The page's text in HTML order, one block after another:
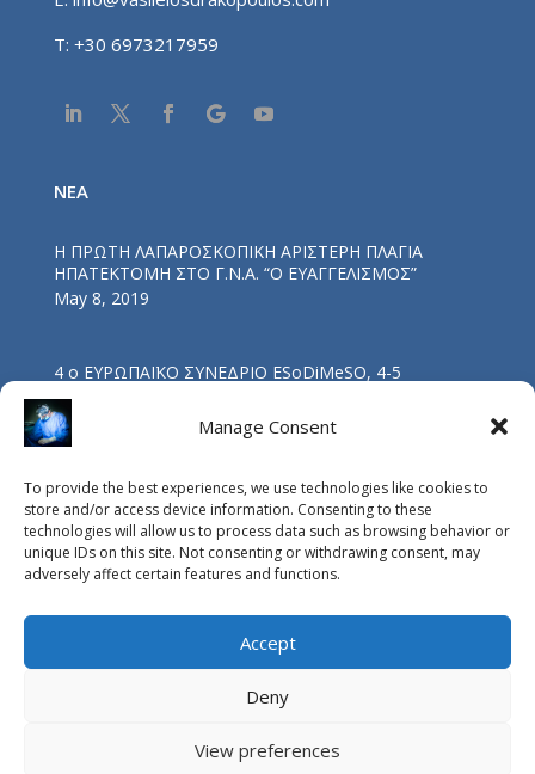
Manage Consent
To provide the best experiences, we use technologies like cookies to
store and/or access device information. Consenting to these
technologies will allow us to process data such as browsing behavior or
unique IDs on this site. Not consenting or withdrawing consent, may
adversely affect certain features and functions.
Accept
Deny
View preferences
T: +30 6973217959
NEA
Η ΠΡΩΤΗ ΛΑΠΑΡΟΣΚΟΠΙΚΗ ΑΡΙΣΤΕΡΗ ΠΛΑΓΙΑ
ΗΠΑΤΕΚΤΟΜΗ ΣΤΟ Γ.Ν.Α. “Ο ΕΥΑΓΓΕΛΙΣΜΟΣ”
May 8, 2019
4 ο ΕΥΡΩΠΑΪΚΟ ΣΥΝΕΔΡΙΟ ESoDiMeSO, 4-5
ΝΟΕΜΒΡΙΟΥ 2017, ΑΘΗΝΑ
Nov 5, 2017
ΟΜΙΛΙΑ ΔΡΑ Β. ΔΡΑΚΟΠΟΥΛΟΥ: “ΒΑΡΙΑΤΡΙΚΗ
ΧΕΙΡΟΥΡΓΙΚΗ ΚΑΙ ΥΠΝΙΚΗ ΑΠΝΟΙΑ”
Oct 4, 2017
© Copyright Vasileios Drakopoulos MD, PhD, FACS / 2015